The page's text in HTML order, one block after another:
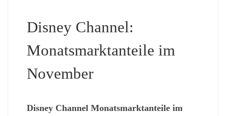
Disney Channel:
Monatsmarktanteile im
November
Disney Channel Monatsmarktanteile im